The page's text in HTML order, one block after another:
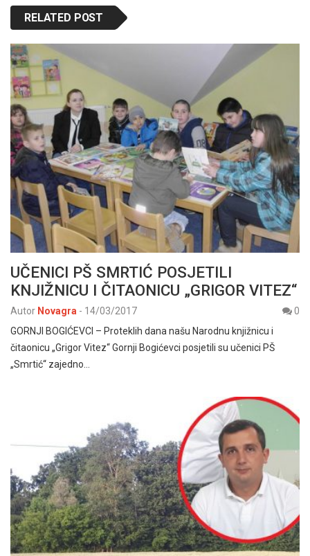
RELATED POST
UČENICI PŠ SMRTIĆ POSJETILI
KNJIŽNICU I ČITAONICU „GRIGOR VITEZ“
Autor Novagra - 14/03/2017
0
GORNJI BOGIĆEVCI – Proteklih dana našu Narodnu knjižnicu i
čitaonicu „Grigor Vitez“ Gornji Bogićevci posjetili su učenici PŠ
„Smrtić“ zajedno…